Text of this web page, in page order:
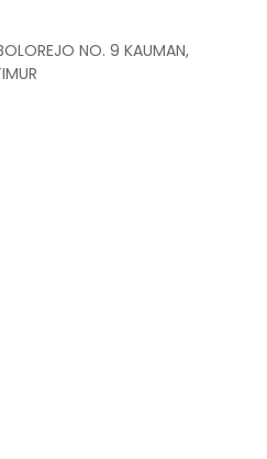
NO. 9 KAUMAN,